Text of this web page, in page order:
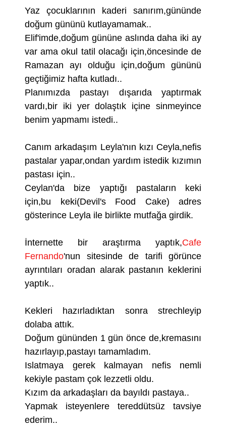
Yaz çocuklarının kaderi sanırım,gününde
doğum gününü kutlayamamak..
Elif'imde,doğum gününe aslında daha iki ay
var ama okul tatil olacağı için,öncesinde de
Ramazan ayı olduğu için,doğum gününü
geçtiğimiz hafta kutladı..
Planımızda pastayı dışarıda yaptırmak
vardı,bir iki yer dolaştık içine sinmeyince
benim yapmamı istedi..
Canım arkadaşım Leyla'nın kızı Ceyla,nefis
pastalar yapar,ondan yardım istedik kızımın
pastası için..
Ceylan'da bize yaptığı pastaların keki
için,bu keki(Devil's Food Cake) adres
gösterince Leyla ile birlikte mutfağa girdik.
İnternette bir araştırma yaptık,Cafe
Fernando'nun sitesinde de tarifi görünce
ayrıntıları oradan alarak pastanın keklerini
yaptık..
Kekleri hazırladıktan sonra strechleyip
dolaba attık.
Doğum gününden 1 gün önce de,kremasını
hazırlayıp,pastayı tamamladım.
Islatmaya gerek kalmayan nefis nemli
kekiyle pastam çok lezzetli oldu.
Kızım da arkadaşları da bayıldı pastaya..
Yapmak isteyenlere tereddütsüz tavsiye
ederim..